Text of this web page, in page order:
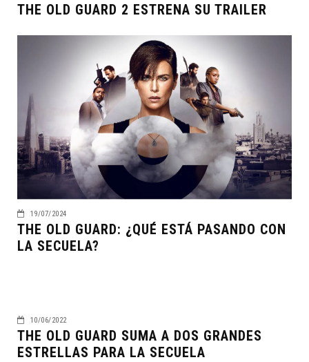
THE OLD GUARD 2 ESTRENA SU TRAILER
19/07/2024
THE OLD GUARD: ¿QUÉ ESTÁ PASANDO CON
LA SECUELA?
10/06/2022
THE OLD GUARD SUMA A DOS GRANDES
ESTRELLAS PARA LA SECUELA